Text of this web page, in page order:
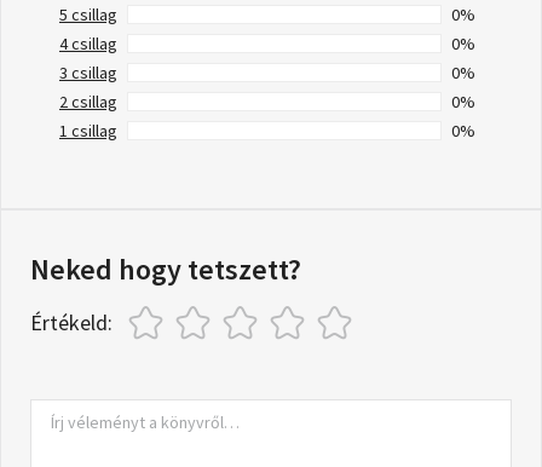
5 csillag
0%
4 csillag
0%
3 csillag
0%
2 csillag
0%
1 csillag
0%
Neked hogy tetszett?
Értékeld: